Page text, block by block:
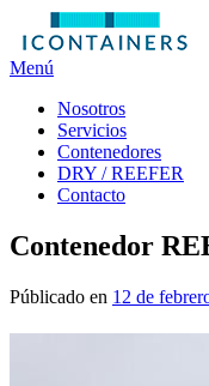
Saltar
contenido
Menú
Nosotros
Servicios
Contenedores
DRY / REEFER
Contacto
Contenedor
Públicado en 12 de